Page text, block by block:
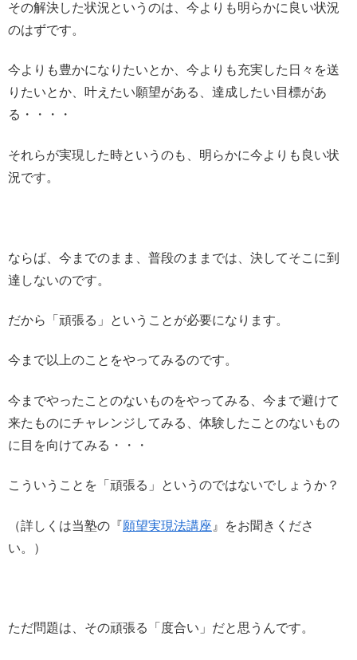
その解決した状況というのは、今よりも明らかに良い状況
のはずです。
今よりも豊かになりたいとか、今よりも充実した日々を送
りたいとか、叶えたい願望がある、達成したい目標があ
る・・・・
それらが実現した時というのも、明らかに今よりも良い状
況です。
ならば、今までのまま、普段のままでは、決してそこに到
達しないのです。
だから「頑張る」ということが必要になります。
今まで以上のことをやってみるのです。
今までやったことのないものをやってみる、今まで避けて
来たものにチャレンジしてみる、体験したことのないもの
に目を向けてみる・・・
こういうことを「頑張る」というのではないでしょうか？
（詳しくは当塾の『願望実現法講座 』をお聞きくださ
い。）
ただ問題は、その頑張る「度合い」だと思うんです。